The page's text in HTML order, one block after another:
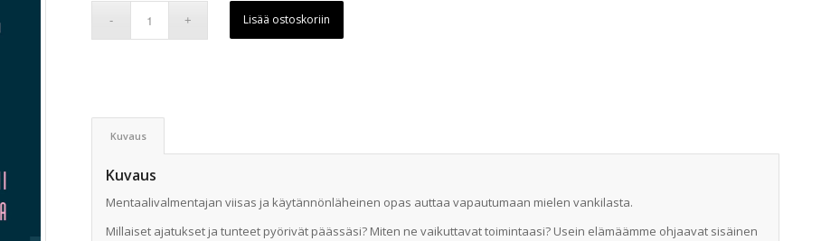
Lisää ostoskoriin
Kuvaus
Kuvaus
Mentaalivalmentajan viisas ja käytännönläheinen opas auttaa vapautumaan mielen vankilasta.
Millaiset ajatukset ja tunteet pyörivät päässäsi? Miten ne vaikuttavat toimintaasi? Usein elämäämme ohjaavat sisäinen